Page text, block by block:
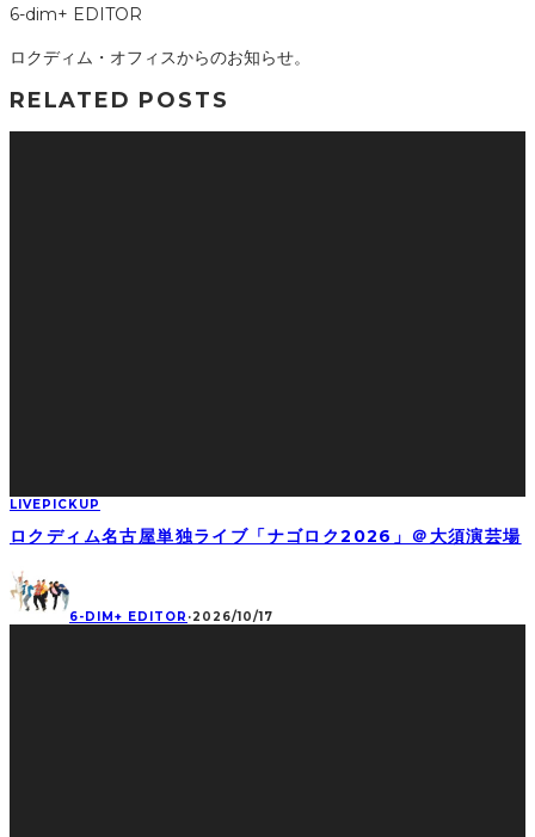
6-dim+ EDITOR
ロクディム・オフィスからのお知らせ。
RELATED POSTS
LIVEPICKUP
ロクディム名古屋単独ライブ「ナゴロク2026」＠大須演芸場
6-DIM+ EDITOR ·2026/10/17